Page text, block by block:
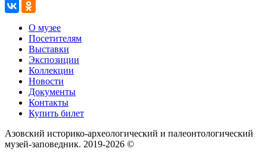
О музее
Посетителям
Выставки
Экспозиции
Коллекции
Новости
Документы
Контакты
Купить билет
Азовский историко‑археологический и палеонтологический
музей‑заповедник. 2019-2026 ©